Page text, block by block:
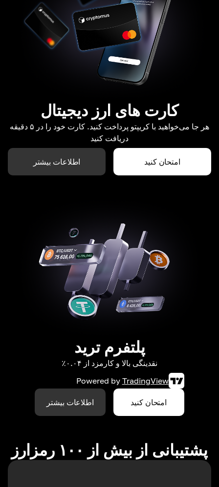
کارت های ارز دیجیتال
هر جا می‌خواهید با کریپتو پرداخت کنید. کارت خود را در ۵ دقیقه
دریافت کنید
امتحان کنید اطلاعات بیشتر
پلتفرم ترید
نقدینگی بالا و کارمزد از ۰.۰۴٪
Powered by TradingView
امتحان کنید اطلاعات بیشتر
پشتیبانی از بیش از ۱۰۰ رمزارز